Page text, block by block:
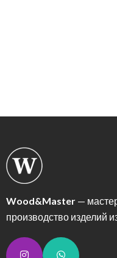
Wood&Master —
производство изделий